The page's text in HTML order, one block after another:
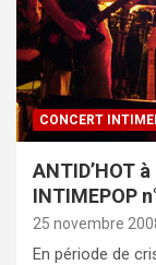
CONCERT
ANTID’HOT
INTIMEPOP
25 novembre
En période de